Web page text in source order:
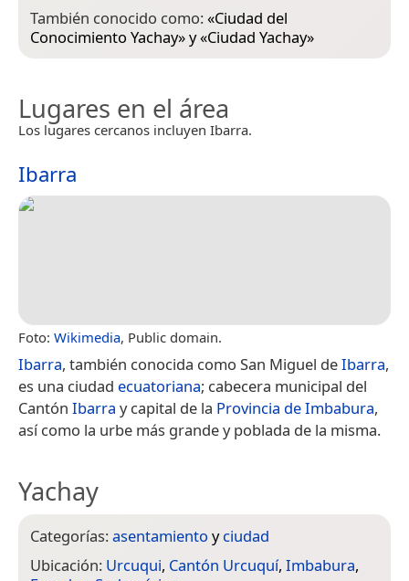
También conocido como:«Ciudad del
Conocimiento Yachay» y «Ciudad Yachay»
Lugares en el área
Los lugares cercanos incluyen Ibarra.
Ibarra
Foto: Wikimedia, Public domain.
Ibarra, también conocida como San Miguel deIbarra,
es una ciudad ecuatoriana; cabecera municipal del
Cantón Ibarra y capital de la Provincia de Imbabura,
así como la urbe más grande y poblada de la misma.
Yachay
Categorías:asentamiento yciudad
Ubicación: Urcuqui, Cantón Urcuquí, Imbabura,